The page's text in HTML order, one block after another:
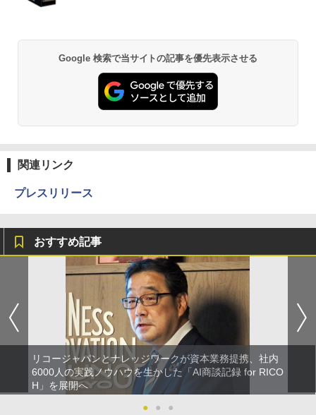
Google 検索で当サイトの記事を優先表示させる
関連リンク
プレスリリース
おすすめ記事
リコージャパンとナレッジワークが資本業務提携、社内
6000人の実践ノウハウを生かした「AI商談記録 for RICO
H」を展開へ
●
● ●